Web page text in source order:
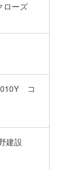
ローズ
コ
設